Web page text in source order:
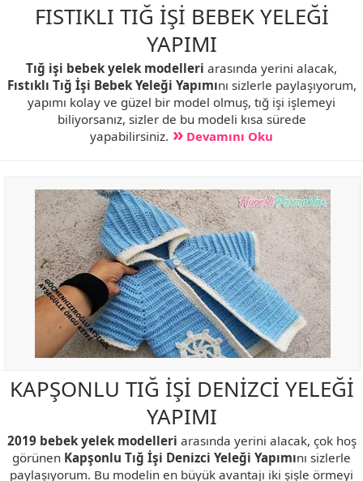
FISTIKLI TIĞ İŞİ BEBEK YELEĞİ
YAPIMI
Tığ işi bebek yelek modelleri arasında yerini alacak,
Fıstıklı Tığ İşi Bebek Yeleği Yapımını sizlerle paylaşıyorum,
yapımı kolay ve güzel bir model olmuş, tığ işi işlemeyi
biliyorsanız, sizler de bu modeli kısa sürede
yapabilirsiniz.
Devamını Oku
KAPŞONLU TIĞ İŞİ DENİZCİ YELEĞİ
YAPIMI
2019 bebek yelek modelleri arasında yerini alacak, çok hoş
görünen Kapşonlu Tığ İşi Denizci Yeleği Yapımını sizlerle
paylaşıyorum. Bu modelin en büyük avantajı iki şişle örmeyi